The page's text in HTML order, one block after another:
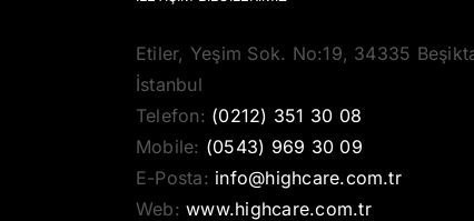
Etiler, Yeşim Sok. No:19, 34335
İstanbul
Telefon: (0212) 351 30 08
Mobile: (0543) 969 30 09
E-Posta: info@highcare.com.tr
Web:www.highcare.com.tr